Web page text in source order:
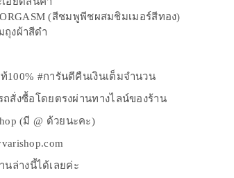
(สีชมพูพีชผสมชิมเมอร์สีทอง)
ถุงผ้าสีดำ
#การันตีคืนเงินเต็มจำนวน
สั่งซื้อโดยตรงผ่านทางไลน์ของร้าน
(มี @ ด้วยนะคะ)
ล่างนี้ได้เลยค่ะ